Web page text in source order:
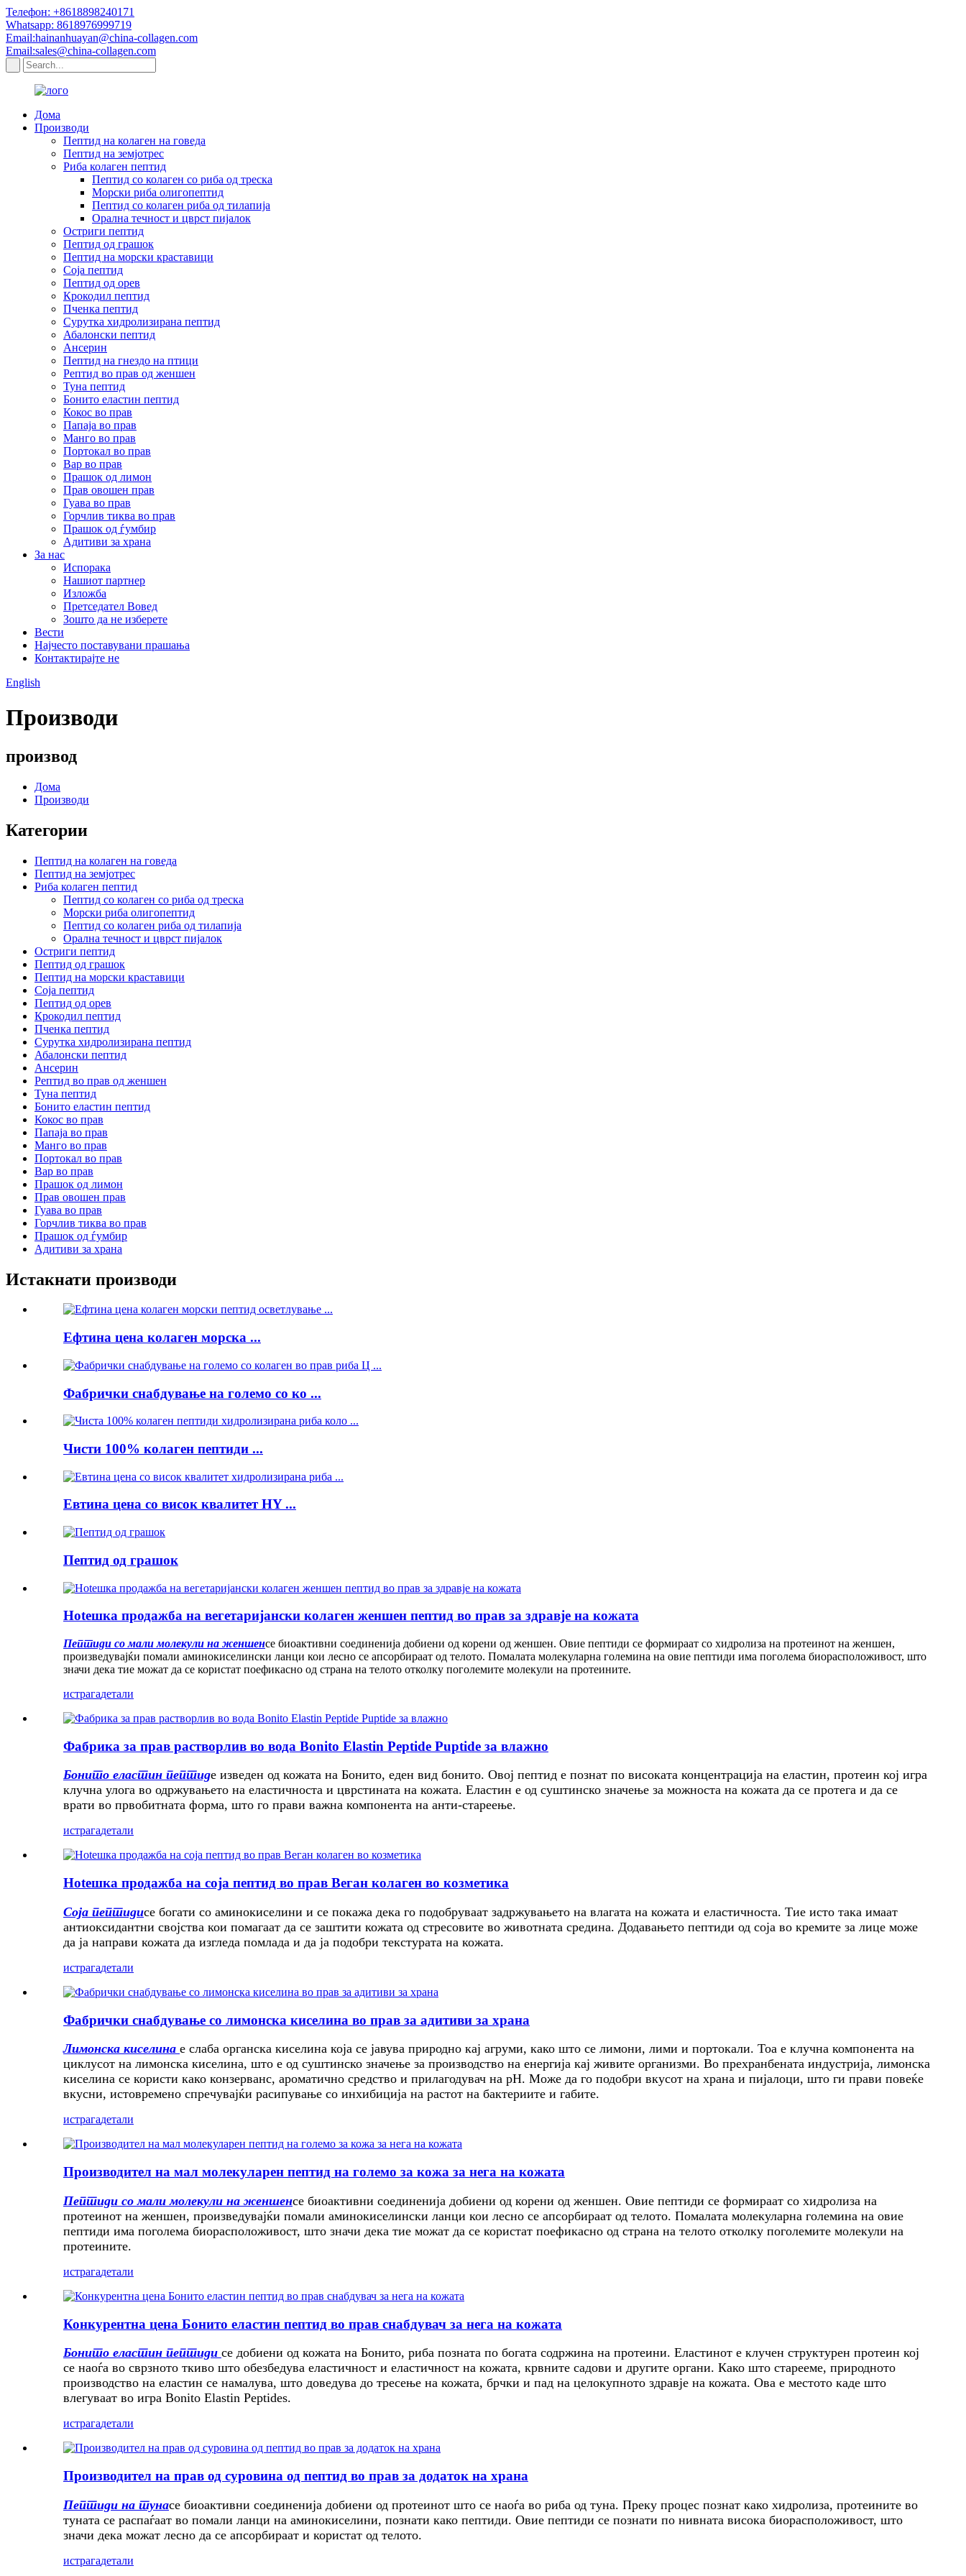
Телефон: +8618898240171
Whatsapp: 8618976999719
Email:hainanhuayan@china-collagen.com
Email:sales@china-collagen.com
Дома
Производи
Пептид на колаген на говеда
Пептид на земјотрес
Риба колаген пептид
Пептид со колаген со риба од треска
Морски риба олигопептид
Пептид со колаген риба од тилапија
Орална течност и цврст пијалок
Остриги пептид
Пептид од грашок
Пептид на морски краставици
Соја пептид
Пептид од орев
Крокодил пептид
Пченка пептид
Сурутка хидролизирана пептид
Абалонски пептид
Ансерин
Пептид на гнездо на птици
Pептид во прав од женшен
Туна пептид
Бонито еластин пептид
Кокос во прав
Папаја во прав
Манго во прав
Портокал во прав
Вар во прав
Прашок од лимон
Прав овошен прав
Гуава во прав
Горчлив тиква во прав
Прашок од ѓумбир
Адитиви за храна
За нас
Испорака
Нашиот партнер
Изложба
Претседател Вовед
Зошто да не изберете
Вести
Најчесто поставувани прашања
Контактирајте не
English
Производи
производ
Дома
Производи
Категории
Пептид на колаген на говеда
Пептид на земјотрес
Риба колаген пептид
Пептид со колаген со риба од треска
Морски риба олигопептид
Пептид со колаген риба од тилапија
Орална течност и цврст пијалок
Остриги пептид
Пептид од грашок
Пептид на морски краставици
Соја пептид
Пептид од орев
Крокодил пептид
Пченка пептид
Сурутка хидролизирана пептид
Абалонски пептид
Ансерин
Pептид во прав од женшен
Туна пептид
Бонито еластин пептид
Кокос во прав
Папаја во прав
Манго во прав
Портокал во прав
Вар во прав
Прашок од лимон
Прав овошен прав
Гуава во прав
Горчлив тиква во прав
Прашок од ѓумбир
Адитиви за храна
Истакнати производи
Ефтина цена колаген морска ...
Фабрички снабдување на големо со ко ...
Чисти 100% колаген пептиди ...
Евтина цена со висок квалитет HY ...
Пептид од грашок
Hotешка продажба на вегетаријански колаген женшен пептид во прав за здравје на кожата
Пептиди со мали молекули на женшенсе биоактивни соединенија добиени од корени од женшен. Овие пептиди се формираат со хидролиза на протеинот на женшен,
произведувајќи помали аминокиселински ланци кои лесно се апсорбираат од телото. Помалата молекуларна големина на овие пептиди има поголема биорасположивост, што
значи дека тие можат да се користат поефикасно од страна на телото отколку поголемите молекули на протеините.
истрагадетали
Фабрика за прав растворлив во вода Bonito Elastin Peptide Puptide за влажно
Бонито еластин пептиде изведен од кожата на Бонито, еден вид бонито. Овој пептид е познат по високата концентрација на еластин, протеин кој игра
клучна улога во одржувањето на еластичноста и цврстината на кожата. Еластин е од суштинско значење за можноста на кожата да се протега и да се
врати во првобитната форма, што го прави важна компонента на анти-стареење.
истрагадетали
Hotешка продажба на соја пептид во прав Веган колаген во козметика
Соја пептидисе богати со аминокиселини и се покажа дека го подобруваат задржувањето на влагата на кожата и еластичноста. Тие исто така имаат
антиоксидантни својства кои помагаат да се заштити кожата од стресовите во животната средина. Додавањето пептиди од соја во кремите за лице може
да ја направи кожата да изгледа помлада и да ја подобри текстурата на кожата.
истрагадетали
Фабрички снабдување со лимонска киселина во прав за адитиви за храна
Лимонска киселина е слаба органска киселина која се јавува природно кај агруми, како што се лимони, лими и портокали. Тоа е клучна компонента на
циклусот на лимонска киселина, што е од суштинско значење за производство на енергија кај живите организми. Во прехранбената индустрија, лимонска
киселина се користи како конзерванс, ароматично средство и прилагодувач на pH. Може да го подобри вкусот на храна и пијалоци, што ги прави повеќе
вкусни, истовремено спречувајќи расипување со инхибиција на растот на бактериите и габите.
истрагадетали
Производител на мал молекуларен пептид на големо за кожа за нега на кожата
Пептиди со мали молекули на женшенсе биоактивни соединенија добиени од корени од женшен. Овие пептиди се формираат со хидролиза на
протеинот на женшен, произведувајќи помали аминокиселински ланци кои лесно се апсорбираат од телото. Помалата молекуларна големина на овие
пептиди има поголема биорасположивост, што значи дека тие можат да се користат поефикасно од страна на телото отколку поголемите молекули на
протеините.
истрагадетали
Конкурентна цена Бонито еластин пептид во прав снабдувач за нега на кожата
Бонито еластин пептиди се добиени од кожата на Бонито, риба позната по богата содржина на протеини. Еластинот е клучен структурен протеин кој
се наоѓа во сврзното ткиво што обезбедува еластичност и еластичност на кожата, крвните садови и другите органи. Како што старееме, природното
производство на еластин се намалува, што доведува до тресење на кожата, брчки и пад на целокупното здравје на кожата. Ова е местото каде што
влегуваат во игра Bonito Elastin Peptides.
истрагадетали
Производител на прав од суровина од пептид во прав за додаток на храна
Пептиди на тунасе биоактивни соединенија добиени од протеинот што се наоѓа во риба од туна. Преку процес познат како хидролиза, протеините во
туната се распаѓаат во помали ланци на аминокиселини, познати како пептиди. Овие пептиди се познати по нивната висока биорасположивост, што
значи дека можат лесно да се апсорбираат и користат од телото.
истрагадетали